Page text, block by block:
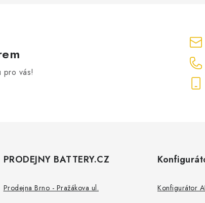
pro vás!
PRODEJNY BATTERY.CZ
Prodejna Brno - Pražákova ul. Konfigurátor